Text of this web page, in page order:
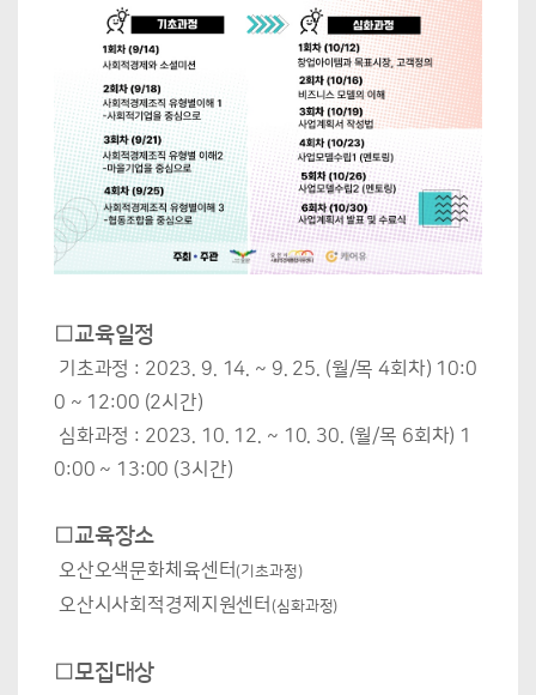
□교육일정
기초과정 : 2023. 9. 14. ~ 9. 25. (월/목 4회차) 10:0
0 ~ 12:00 (2시간)
심화과정 : 2023. 10. 12. ~ 10. 30. (월/목 6회차) 1
0:00 ~ 13:00 (3시간)
□교육장소
오산오색문화체육센터 (기초과정)
오산시사회적경제지원센터 (심화과정)
□모집대상